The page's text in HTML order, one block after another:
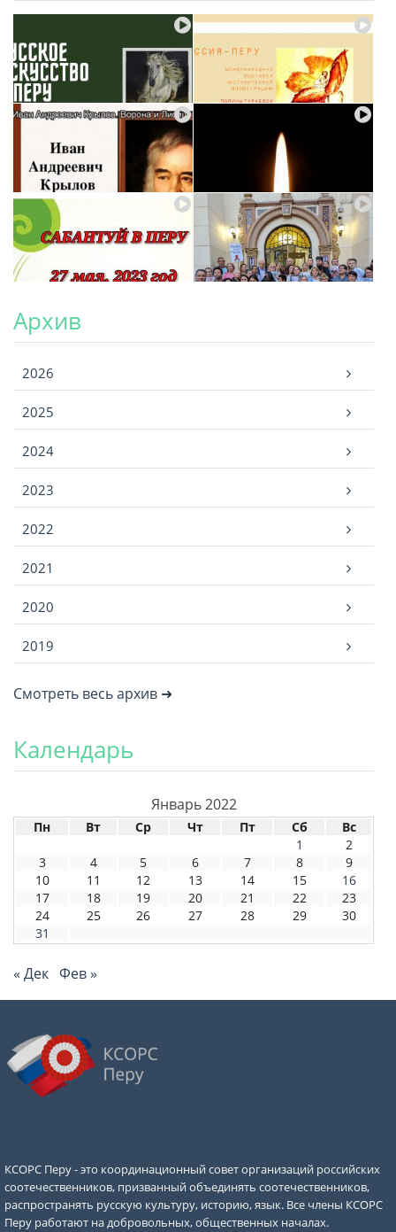
Архив
2026
2025
2024
2023
2022
2021
2020
2019
Смотреть весь архив ➜
Календарь
Январь 2022
Пн Вт Ср Чт Пт Сб
Вс
1
2
3
4 5 6 7 8
9
10
11 12 13 14 15
16
17
18 19 20 21 22
23
24
25 26 27 28 29
30
31
« Дек Фев »
КСОРС Перу - это координационный совет организаций российских
соотечественников, призванный объединять соотечественников,
распространять русскую культуру, историю, язык. Все члены КСОРС
Перу работают на добровольных, общественных началах.